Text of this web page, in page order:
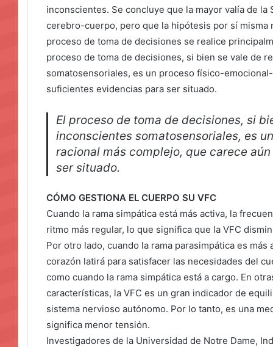
inconscientes. Se concluye que la mayor valía de
cerebro-cuerpo, pero que la hipótesis por sí
proceso de toma de decisiones se realice
proceso de toma de decisiones, si bien se vale de
somatosensoriales, es un proceso físico-
suficientes evidencias para ser situado.
El proceso de toma de decisiones, si
inconscientes somatosensoriales, es
racional más complejo, que carece
ser situado.
CÓMO GESTIONA EL CUERPO SU VFC
Cuando la rama simpática está más activa, la
ritmo más regular, lo que significa que la VFC
Por otro lado, cuando la rama parasimpática es
corazón latirá para satisfacer las necesidades del
como cuando la rama simpática está a cargo. En
características, la VFC es un gran indicador de
sistema nervioso autónomo. Por lo tanto, es una
significa menor tensión.
Investigadores de la Universidad de Notre Dame,